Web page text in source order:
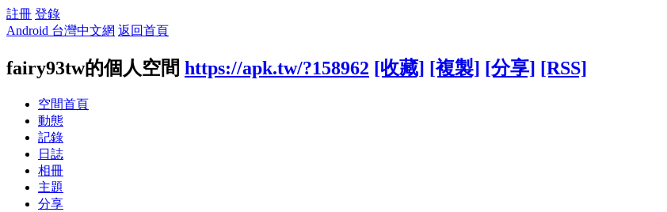
註冊 登錄
Android 台灣中文網 返回首頁
fairy93tw的個人空間 https://apk.tw/?158962 [收藏] [複製] [分享] [RSS]
空間首頁
動態
記錄
日誌
相冊
主題
分享